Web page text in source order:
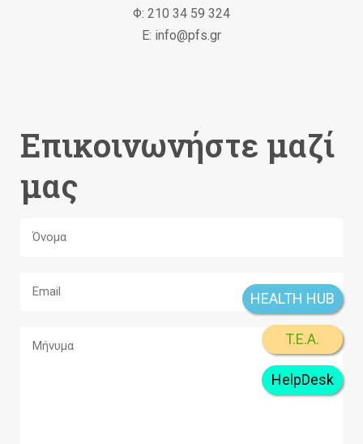
Φ: 210 34 59 324
Ε: info@pfs.gr
Επικοινωνήστε μαζί
μας
HelpDesk
T.E.A.
HEALTH HUB